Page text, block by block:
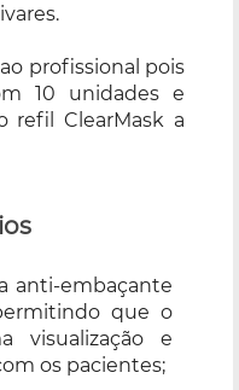
profissional pois
10 unidades e
refil ClearMask a
anti-embaçante
que o
visualização e
os pacientes;